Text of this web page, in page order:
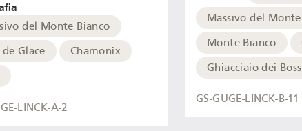
del Monte Bianco
de Glace
Chamonix
LINCK-A-2
Massivo del
Monte Bianco
Ghiacciaio dei
GS-GUGE-LINCK-B-11